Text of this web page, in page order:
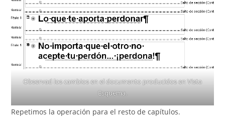
Observad los cambios en el documento producidos en Vista
Esquema.
Repetimos la operación para el resto de capítulos.